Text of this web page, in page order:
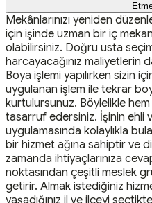
Mekânlarınızı yeniden
için işinde uzman bir iç
olabilirsiniz. Doğru usta
harcayacağınız maliyetlerin
Boya işlemi yapılırken sizin
uygulanan işlem ile tekrar
kurtulursunuz. Böylelikle
tasarruf edersiniz. İşinin ehli
uygulamasında kolaylıkla
bir hizmet ağına sahiptir ve
zamanda ihtiyaçlarınıza
noktasından çeşitli meslek
getirir. Almak istediğiniz